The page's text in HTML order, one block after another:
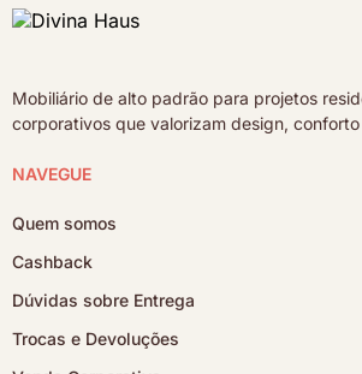
Mobiliário de alto padrão para projetos
corporativos que valorizam design,
NAVEGUE
Quem somos
Cashback
Dúvidas sobre Entrega
Trocas e Devoluções